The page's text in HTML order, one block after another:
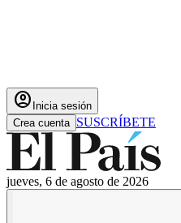
account_circle Inicia sesión
Crea cuenta SUSCRÍBETE
jueves, 6 de agosto de 2026